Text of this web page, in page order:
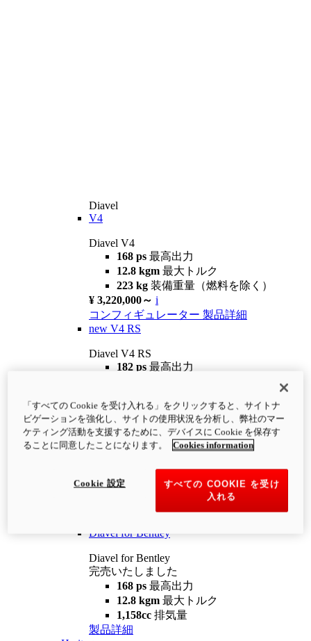
Diavel
V4
Diavel V4
168 ps 最高出力
12.8 kgm 最大トルク
223 kg 装備重量（燃料を除く）
¥ 3,220,000～ i
コンフィギュレーター 製品詳細
new V4 RS
Diavel V4 RS
182 ps 最高出力
¥4,400,000 i
コンフィギュレーター 製品詳細
newV4 RS 100
12.2 kgm
最大トルク
装備重量（燃料を除く）
Diavel for Bentley
Diavel for Bentley
完売いたしました
168 ps 最高出力
12.8 kgm 最大トルク
1,158cc 排気量
製品詳細
「すべての Cookie を受け入れる」をクリックすると、サイトナ
ビゲーションを強化し、サイトの使用状況を分析し、弊社のマー
ケティング活動を支援するために、デバイスに Cookie を保存す
ることに同意したことになります。
Cookies information
すべての COOKIE を受け
入れる
Cookie 設定